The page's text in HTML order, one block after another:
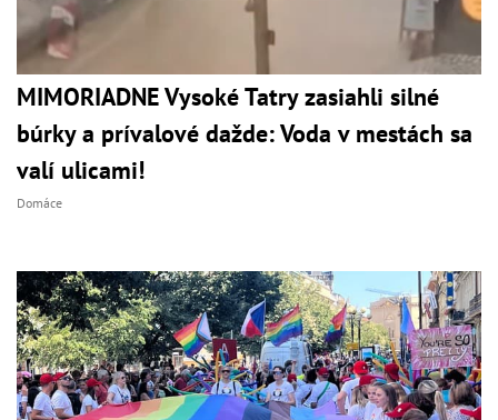
MIMORIADNE Vysoké Tatry zasiahli silné
búrky a prívalové dažde: Voda v mestách sa
valí ulicami!
Domáce